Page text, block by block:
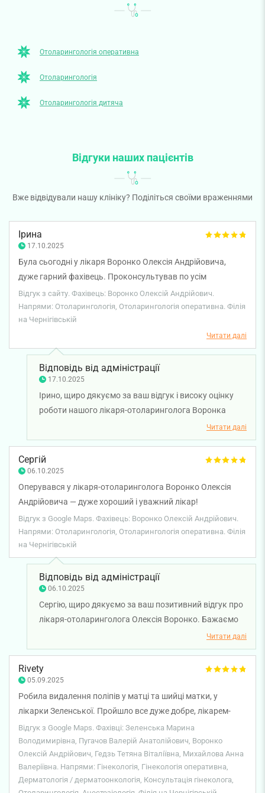
Отоларингологія оперативна
Отоларингологія
Отоларингологія дитяча
Відгуки наших пацієнтів
Вже відвідували нашу клініку? Поділіться своїми враженнями
Ірина
17.10.2025
Була сьогодні у лікаря Воронко Олексія Андрійовича,
дуже гарний фахівець. Проконсультував по усім
поставленим питанням. Вперше видалення фурункулу
пройшло безболісно та якісно. Раджу звертатись до
нього.
Відгук з сайту. Фахівець: Воронко Олексій Андрійович.
Напрями: Отоларингологія, Отоларингологія оперативна. Філія
на Чернігівській
Читати далі
Відповідь від адміністрації
17.10.2025
Ірино, щиро дякуємо за ваш відгук і високу оцінку
роботи нашого лікаря-отоларинголога Воронка
Олексія Андрійовича. Раді, що консультація була для
вас змістовною, а процедура пройшла комфортно та
безболісно. Бажаємо вам міцного здоров'я!
Читати далі
Сергій
06.10.2025
Оперувався у лікаря-отоларинголога Воронко Олексія
Андрійовича — дуже хороший і уважний лікар!
Відгук з Google Maps. Фахівець: Воронко Олексій Андрійович.
Напрями: Отоларингологія, Отоларингологія оперативна. Філія
на Чернігівській
Відповідь від адміністрації
06.10.2025
Сергію, щиро дякуємо за ваш позитивний відгук про
лікаря-отоларинголога Олексія Воронко. Бажаємо
Читати далі
Rivety
05.09.2025
Робила видалення поліпів у матці та шийці матки, у
лікарки Зеленської. Пройшло все дуже добре, лікарем-
анестезіологом був Пугачов, з наркозу вийшла дуже
легко, відновлення проходить добре, дякую за гарну
роботу і чудове відношення. У цій клініці зверталась ще до
отоларинголога Воронко, дерматолога Гедзь, гінеколога
Михайлової, усіх можу рекомендувати.
Відгук з Google Maps. Фахівці: Зеленська Марина
Володимирівна, Пугачов Валерій Анатолійович, Воронко
Олексій Андрійович, Гедзь Тетяна Віталіївна, Михайлова Анна
Валеріївна. Напрями: Гінекологія, Гінекологія оперативна,
Дерматологія / дерматоонкологія, Консультація гінеколога,